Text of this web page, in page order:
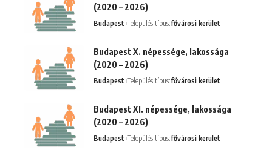
(2020 – 2026)
Budapest Település típus:fővárosi kerület
Budapest X. népessége, lakossága
(2020 – 2026)
Budapest Település típus:fővárosi kerület
Budapest XI. népessége, lakossága
(2020 – 2026)
Budapest Település típus:fővárosi kerület